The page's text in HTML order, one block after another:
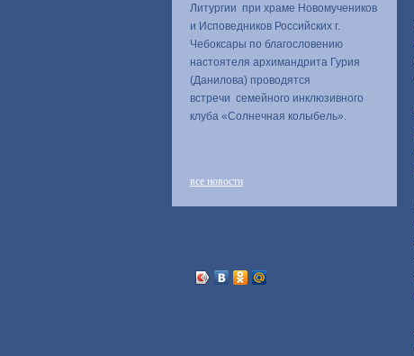
Литургии при храме Новомучеников
и Исповедников Российских г.
Чебоксары по благословению
настоятеля архимандрита Гурия
(Данилова) проводятся
встречи семейного инклюзивного
клуба «Солнечная колыбель».
все новости